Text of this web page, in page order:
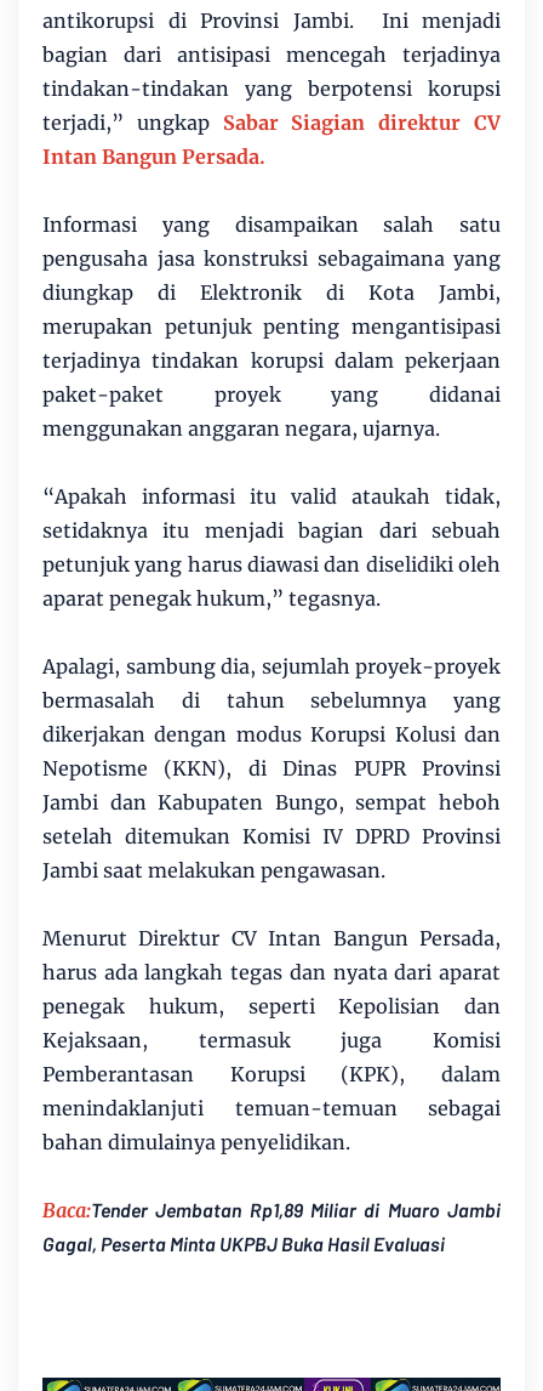
antikorupsi di Provinsi Jambi. Ini menjadi
bagian dari antisipasi mencegah terjadinya
tindakan-tindakan yang berpotensi korupsi
terjadi,” ungkap Sabar Siagian direktur CV
Intan Bangun Persada.
Informasi yang disampaikan salah satu
pengusaha jasa konstruksi sebagaimana yang
diungkap di Elektronik di Kota Jambi,
merupakan petunjuk penting mengantisipasi
terjadinya tindakan korupsi dalam pekerjaan
paket-paket proyek yang didanai
menggunakan anggaran negara, ujarnya.
“Apakah informasi itu valid ataukah tidak,
setidaknya itu menjadi bagian dari sebuah
petunjuk yang harus diawasi dan diselidiki oleh
aparat penegak hukum,” tegasnya.
Apalagi, sambung dia, sejumlah proyek-proyek
bermasalah di tahun sebelumnya yang
dikerjakan dengan modus Korupsi Kolusi dan
Nepotisme (KKN), di Dinas PUPR Provinsi
Jambi dan Kabupaten Bungo, sempat heboh
setelah ditemukan Komisi IV DPRD Provinsi
Jambi saat melakukan pengawasan.
Menurut Direktur CV Intan Bangun Persada,
harus ada langkah tegas dan nyata dari aparat
penegak hukum, seperti Kepolisian dan
Kejaksaan, termasuk juga Komisi
Pemberantasan Korupsi (KPK), dalam
menindaklanjuti temuan-temuan sebagai
bahan dimulainya penyelidikan.
Baca:Tender Jembatan Rp1,89 Miliar di Muaro Jambi
Gagal, Peserta Minta UKPBJ Buka Hasil Evaluasi